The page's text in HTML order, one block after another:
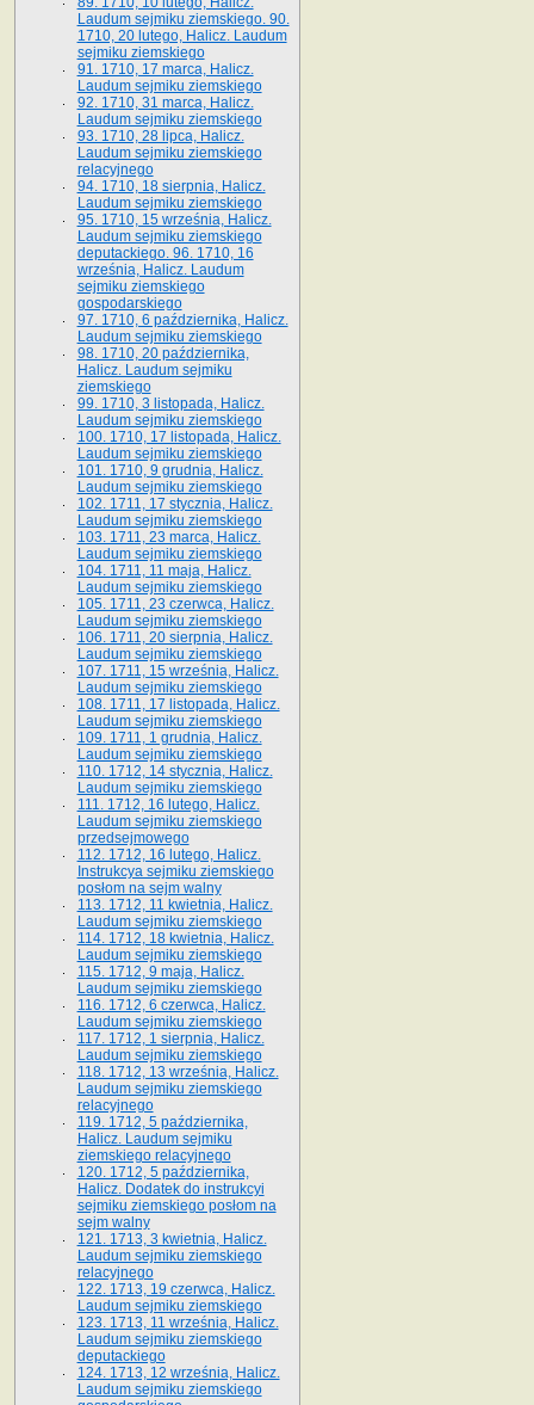
Laudum sejmiku ziemskiego. 90.
1710, 20 lutego, Halicz. Laudum
sejmiku ziemskiego
91. 1710, 17 marca, Halicz.
Laudum sejmiku ziemskiego
92. 1710, 31 marca, Halicz.
Laudum sejmiku ziemskiego
93. 1710, 28 lipca, Halicz.
Laudum sejmiku ziemskiego
relacyjnego
94. 1710, 18 sierpnia, Halicz.
Laudum sejmiku ziemskiego
95. 1710, 15 września, Halicz.
Laudum sejmiku ziemskiego
deputackiego. 96. 1710, 16
września, Halicz. Laudum
sejmiku ziemskiego
gospodarskiego
97. 1710, 6 października, Halicz.
Laudum sejmiku ziemskiego
98. 1710, 20 października,
Halicz. Laudum sejmiku
ziemskiego
99. 1710, 3 listopada, Halicz.
Laudum sejmiku ziemskiego
100. 1710, 17 listopada, Halicz.
Laudum sejmiku ziemskiego
101. 1710, 9 grudnia, Halicz.
Laudum sejmiku ziemskiego
102. 1711, 17 stycznia, Halicz.
Laudum sejmiku ziemskiego
103. 1711, 23 marca, Halicz.
Laudum sejmiku ziemskiego
104. 1711, 11 maja, Halicz.
Laudum sejmiku ziemskiego
105. 1711, 23 czerwca, Halicz.
Laudum sejmiku ziemskiego
106. 1711, 20 sierpnia, Halicz.
Laudum sejmiku ziemskiego
107. 1711, 15 września, Halicz.
Laudum sejmiku ziemskiego
108. 1711, 17 listopada, Halicz.
Laudum sejmiku ziemskiego
109. 1711, 1 grudnia, Halicz.
Laudum sejmiku ziemskiego
110. 1712, 14 stycznia, Halicz.
Laudum sejmiku ziemskiego
111. 1712, 16 lutego, Halicz.
Laudum sejmiku ziemskiego
przedsejmowego
112. 1712, 16 lutego, Halicz.
Instrukcya sejmiku ziemskiego
posłom na sejm walny
113. 1712, 11 kwietnia, Halicz.
Laudum sejmiku ziemskiego
114. 1712, 18 kwietnia, Halicz.
Laudum sejmiku ziemskiego
115. 1712, 9 maja, Halicz.
Laudum sejmiku ziemskiego
116. 1712, 6 czerwca, Halicz.
Laudum sejmiku ziemskiego
117. 1712, 1 sierpnia, Halicz.
Laudum sejmiku ziemskiego
118. 1712, 13 września, Halicz.
Laudum sejmiku ziemskiego
relacyjnego
119. 1712, 5 października,
Halicz. Laudum sejmiku
ziemskiego relacyjnego
120. 1712, 5 października,
Halicz. Dodatek do instrukcyi
sejmiku ziemskiego posłom na
sejm walny
121. 1713, 3 kwietnia, Halicz.
Laudum sejmiku ziemskiego
relacyjnego
122. 1713, 19 czerwca, Halicz.
Laudum sejmiku ziemskiego
123. 1713, 11 września, Halicz.
Laudum sejmiku ziemskiego
deputackiego
124. 1713, 12 września, Halicz.
Laudum sejmiku ziemskiego